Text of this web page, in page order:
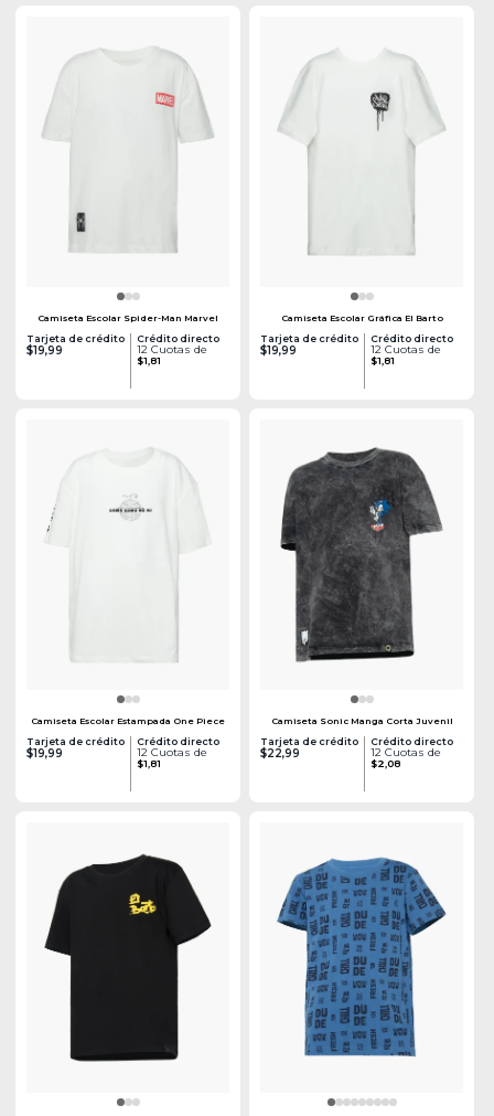
Camiseta Escolar Spider-Man Marvel
Tarjeta de crédito
$19,99
Crédito directo
12 Cuotas de
$1,81
Camiseta Escolar Gráfica El Barto
Tarjeta de crédito
$19,99
Crédito directo
12 Cuotas de
$1,81
Camiseta Escolar Estampada One Piece
Tarjeta de crédito
$19,99
Crédito directo
12 Cuotas de
$1,81
Camiseta Sonic Manga Corta Juvenil
Tarjeta de crédito
$22,99
Crédito directo
12 Cuotas de
$2,08